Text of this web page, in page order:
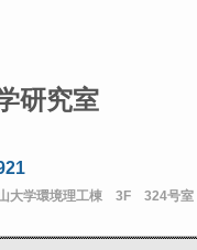
研究室
大学環境理工棟 3F 324号室